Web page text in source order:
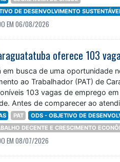
DE DESENVOLVIMENTO
EM 06/08/2026
oferece 103
em busca de uma oportunidade
ao Trabalhador (PAT) de
103 vagas de emprego
Antes de comparecer ao
PAT
ODS - OBJETIVO DE
DECENTE E CRESCIMENTO
EM 08/07/2026